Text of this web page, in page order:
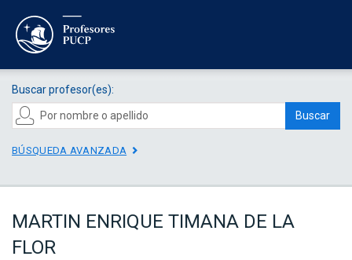
Buscar profesor(es):
Buscar
BÚSQUEDA AVANZADA
MARTIN ENRIQUE TIMANA DE LA
FLOR